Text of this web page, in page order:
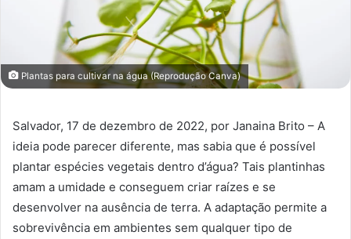
Plantas para cultivar na água (Reprodução Canva)
Salvador, 17 de dezembro de 2022, por Janaina Brito – A
ideia pode parecer diferente, mas sabia que é possível
plantar espécies vegetais dentro d’água? Tais plantinhas
amam a umidade e conseguem criar raízes e se
desenvolver na ausência de terra. A adaptação permite a
sobrevivência em ambientes sem qualquer tipo de